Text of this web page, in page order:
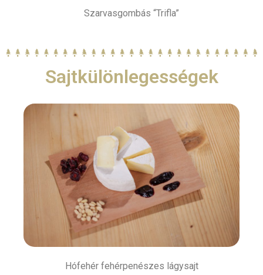
Szarvasgombás “Trifla”
Sajtkülönlegességek
Hófehér fehérpenészes lágysajt